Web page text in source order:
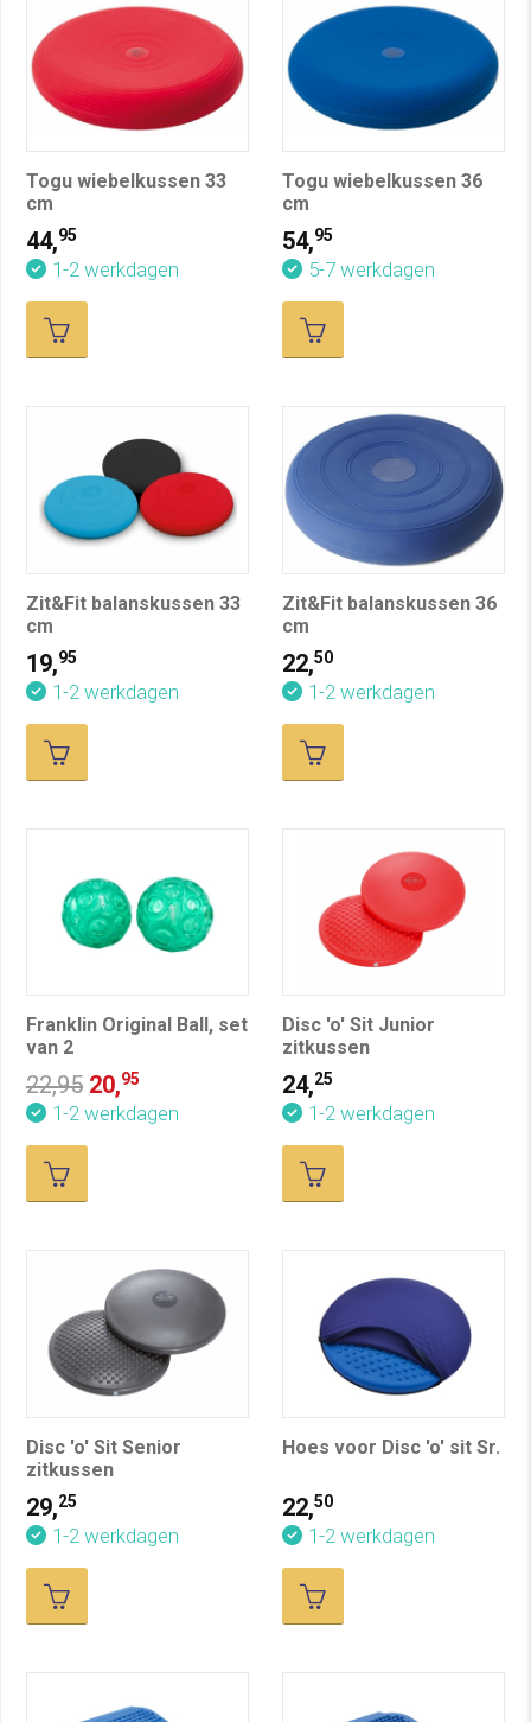
Togu wiebelkussen 33
cm
44,95
1-2 werkdagen
Togu wiebelkussen 36
cm
54,95
5-7 werkdagen
Zit&Fit balanskussen 33
cm
19,95
1-2 werkdagen
Zit&Fit balanskussen 36
cm
22,50
1-2 werkdagen
Franklin Original Ball, set
van 2
22,95 20,95
1-2 werkdagen
Disc 'o' Sit Junior
zitkussen
24,25
1-2 werkdagen
Disc 'o' Sit Senior
zitkussen
29,25
1-2 werkdagen
Hoes voor Disc 'o' sit Sr.
22,50
1-2 werkdagen